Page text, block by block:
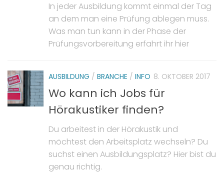
In jeder Ausbildung kommt einmal der Tag
an dem man eine Prüfung ablegen muss.
Was man tun kann in der Phase der
Prüfungsvorbereitung erfahrt ihr hier
AUSBILDUNG / BRANCHE / INFO 8. OKTOBER 2017
Wo kann ich Jobs für
Hörakustiker finden?
Du arbeitest in der Hörakustik und
möchtest den Arbeitsplatz wechseln? Du
suchst einen Ausbildungsplatz? Hier bist du
genau richtig.